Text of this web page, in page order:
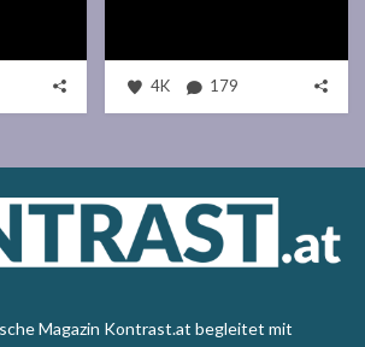
4K 179
Magazin Kontrast.at begleitet mit